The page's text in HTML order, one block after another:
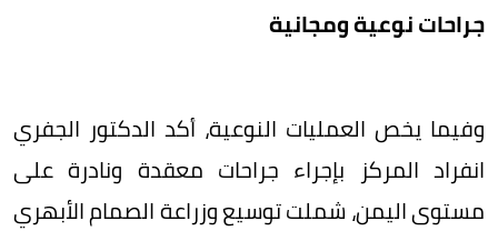
​جراحات نوعية ومجانية
وفيما يخص العمليات النوعية، أكد الدكتور الجفري
انفراد المركز بإجراء جراحات معقدة ونادرة على
مستوى اليمن، شملت توسيع وزراعة الصمام الأبهري